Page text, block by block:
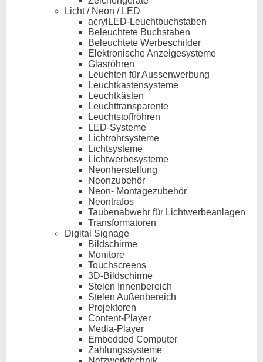
Licht / Neon / LED
acrylLED-Leuchtbuchstaben
Beleuchtete Buchstaben
Beleuchtete Werbeschilder
Elektronische Anzeigesysteme
Glasröhren
Leuchten für Aussenwerbung
Leuchtkastensysteme
Leuchtkästen
Leuchttransparente
Leuchtstoffröhren
LED-Systeme
Lichtrohrsysteme
Lichtsysteme
Lichtwerbesysteme
Neonherstellung
Neonzubehör
Neon- Montagezubehör
Neontrafos
Taubenabwehr für Lichtwerbeanlagen
Transformatoren
Digital Signage
Bildschirme
Monitore
Touchscreens
3D-Bildschirme
Stelen Innenbereich
Stelen Außenbereich
Projektoren
Content-Player
Media-Player
Embedded Computer
Zahlungssysteme